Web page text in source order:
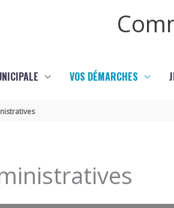
VOS DÉMARCHES